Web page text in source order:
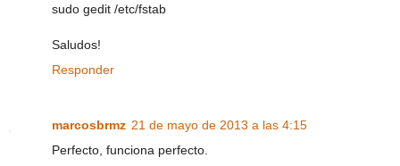
sudo gedit /etc/fstab
Saludos!
Responder
marcosbrmz 21 de mayo de 2013 a las 4:15
Perfecto, funciona perfecto.